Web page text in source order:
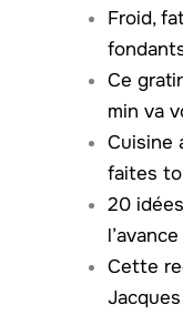
Froid,
Ce
min va
Cuisine
faites
20
Cette